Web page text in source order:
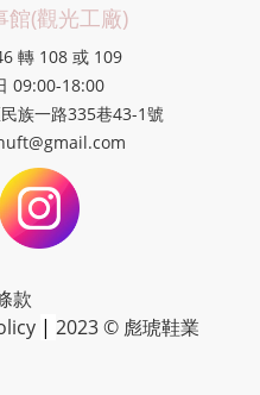
館(觀光工廠)
轉 108 或 109
09:00-18:00
族一路335巷43-1號
款
| 2023 © 彪琥鞋業